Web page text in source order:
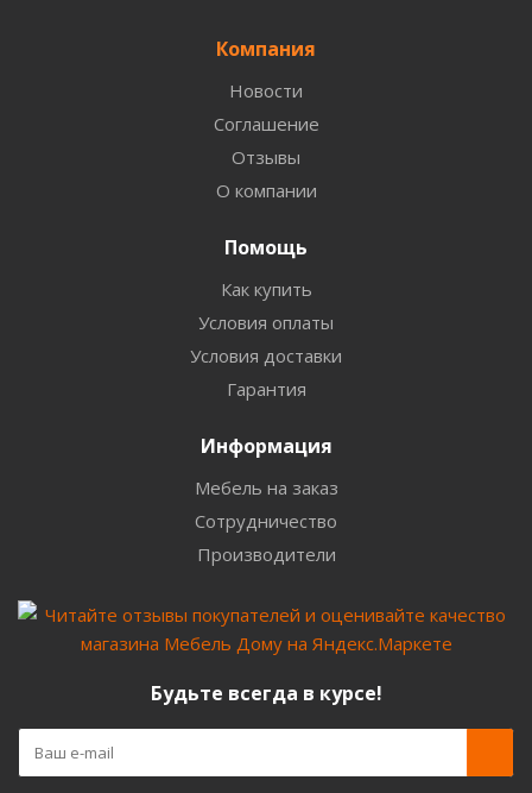
Компания
Новости
Соглашение
Отзывы
О компании
Помощь
Как купить
Условия оплаты
Условия доставки
Гарантия
Информация
Мебель на заказ
Сотрудничество
Производители
Будьте всегда в курсе!